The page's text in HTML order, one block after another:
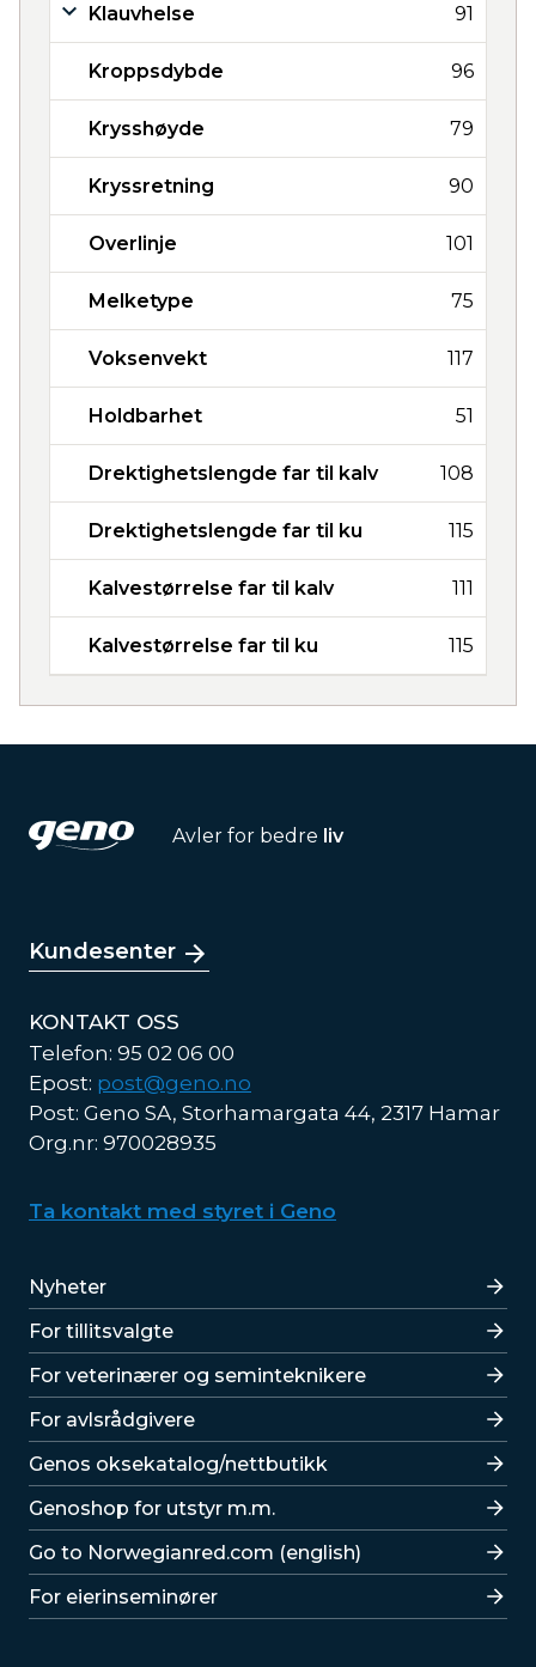
Klauvhelse 91
Kroppsdybde 96
Krysshøyde 79
Kryssretning 90
Overlinje 101
Melketype 75
Voksenvekt 117
Holdbarhet 51
Drektighetslengde far til kalv 108
Drektighetslengde far til ku 115
Kalvestørrelse far til kalv 111
Kalvestørrelse far til ku 115
Avler for bedre liv
Kundesenter
KONTAKT OSS
Telefon: 95 02 06 00
Epost: post@geno.no
Post: Geno SA, Storhamargata 44, 2317 Hamar
Org.nr: 970028935
Ta kontakt med styret i Geno
Lenker
Nyheter
For tillitsvalgte
For veterinærer og seminteknikere
For avlsrådgivere
Lenker
Genos oksekatalog/nettbutikk
Genoshop for utstyr m.m.
Go to Norwegianred.com (english)
For eierinseminører